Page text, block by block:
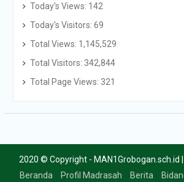
Today's Views: 142
Today's Visitors: 69
Total Views: 1,145,529
Total Visitors: 342,844
Total Page Views: 321
2020 © Copyright - MAN1Grobogan.sch.id
Beranda
Profil Madrasah Berita